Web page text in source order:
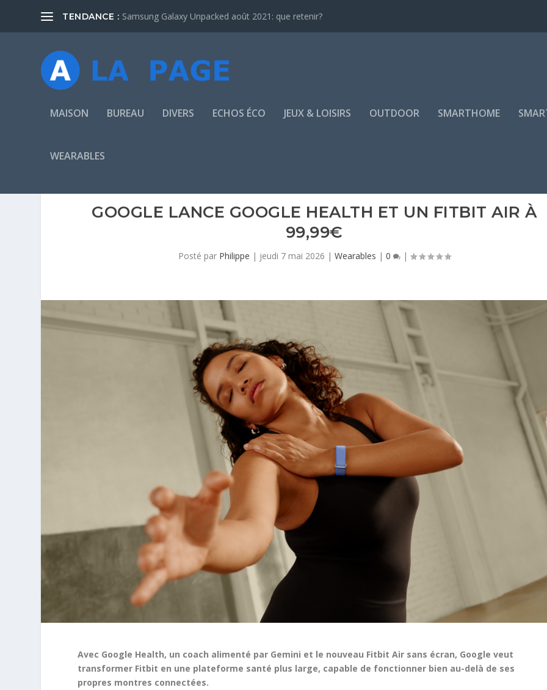
TENDANCE : Samsung Galaxy Unpacked août 2021: que retenir?
MAISON BUREAU DIVERS ECHOS ÉCO JEUX & LOISIRS OUTDOOR SMARTHOME
WEARABLES
GOOGLE LANCE GOOGLE HEALTH ET UN FITBIT AIR À
99,99€
Posté par Philippe | jeudi 7 mai 2026 | Wearables | 0 |
Avec Google Health, un coach alimenté par Gemini et le nouveau Fitbit Air sans écran, Google veut
transformer Fitbit en une plateforme santé plus large, capable de fonctionner bien au-delà de ses
propres montres connectées.